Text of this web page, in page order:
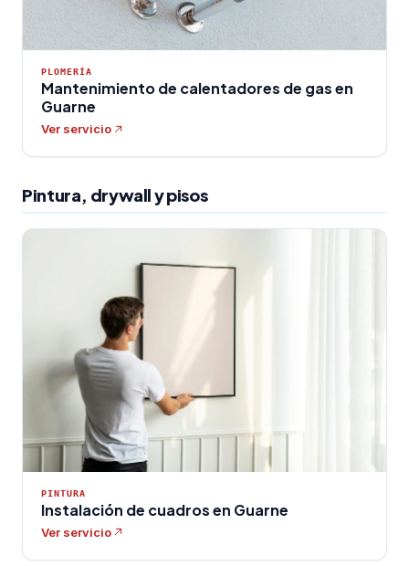
PLOMERÍA
Mantenimiento de calentadores de gas en
Guarne
Ver servicio
Pintura, drywall y pisos
PINTURA
Instalación de cuadros en Guarne
Ver servicio